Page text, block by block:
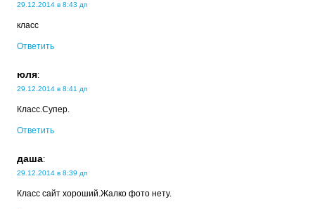
29.12.2014 в 8:43 дп
класс
Ответить
юля:
29.12.2014 в 8:41 дп
Класс.Супер.
Ответить
даша:
29.12.2014 в 8:39 дп
Класс сайт хороший.Жалко фото нету.